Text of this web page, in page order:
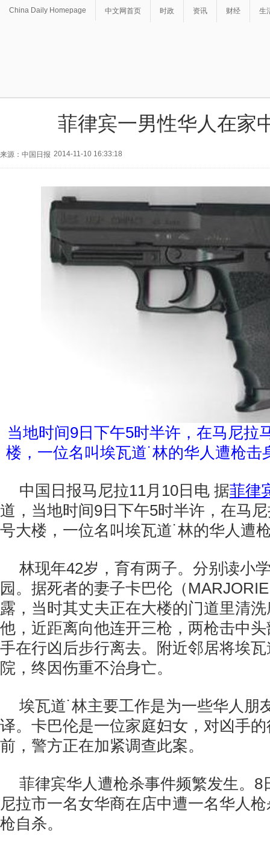
China Daily Homepage 中文网首页 时政 资讯 财经 生
菲律宾一男性华人在家
来源：中国日报 2014-11-10 16:33:18
当地时间9日下午5时半许，在马尼拉
楼，一位名叫埃瓦道˙林的华人遭枪击
中国日报马尼拉11月10日电 据菲律
道，当地时间9日下午5时半许，在马
号大楼，一位名叫埃瓦道˙林的华人遭
林现年42岁，育有两子。分别读小
园。​据死者的妻子卡巴伦（
露，当时其丈夫正在大楼的门道里清
他，近距离向他连开三枪，两枪击中
手在行凶后步行离去。附近邻居将埃瓦
院，终因伤重不治身亡。
埃瓦道˙林主要工作是为一些华人朋
译。卡巴伦是一位家庭妇女，对凶手
前，警方正在加紧调查此案。
菲律宾华人遭枪杀事件频繁发生。8
尼拉市一名女华商在店中遭一名华人
枪自杀。